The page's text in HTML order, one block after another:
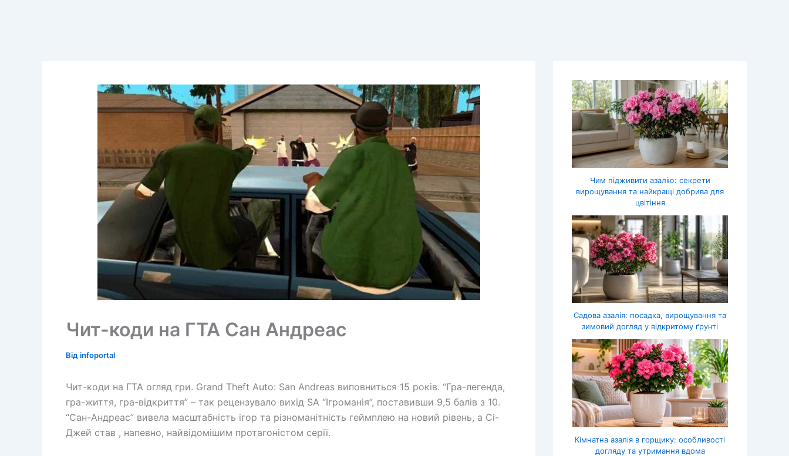
Чит-коди на ГТА Сан Андреас
Від infoportal
Чит-коди на ГТА огляд гри. Grand Theft Auto: San Andreas виповниться 15 років. “Гра-легенда,
гра-життя, гра-відкриття” – так рецензувало вихід SA “Ігроманія”, поставивши 9,5 балів з 10.
“Сан-Андреас” вивела масштабність ігор та різноманітність геймплею на новий рівень, а Сі-
Джей став , напевно, найвідомішим протагоністом серії.
Чим підживити азалію: секрети
вирощування та найкращі добрива для
цвітіння
Садова азалія: посадка, вирощування та
зимовий догляд у відкритому ґрунті
Кімнатна азалія в горщику: особливості
догляду та утримання вдома